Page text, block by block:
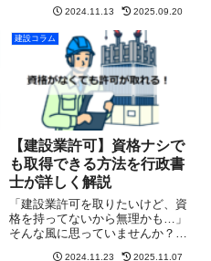
もうとする者は、営業所の所在地
とは関わりなく、実際に工事を行
おうとする区域を管轄するすべて
の都道府県ごとに登録、又は届
出...
2024.11.13 2025.09.20
建設コラム
【建設業許可】資格ナシで
も取得できる方法を行政書
士が詳しく解説
「建設業許可を取りたいけど、資
格を持ってないから無理かも…」
そんな風に思っていませんか？実
2024.11.23 2025.11.07